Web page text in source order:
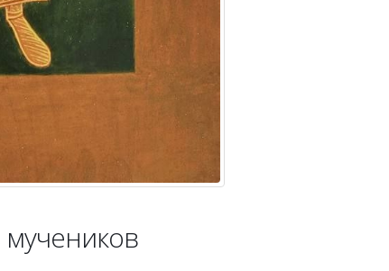
мучеников